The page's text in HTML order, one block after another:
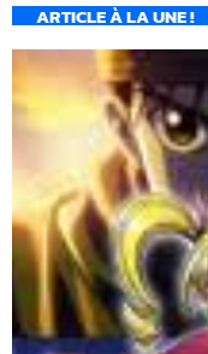
ARTICLE À LA UNE !